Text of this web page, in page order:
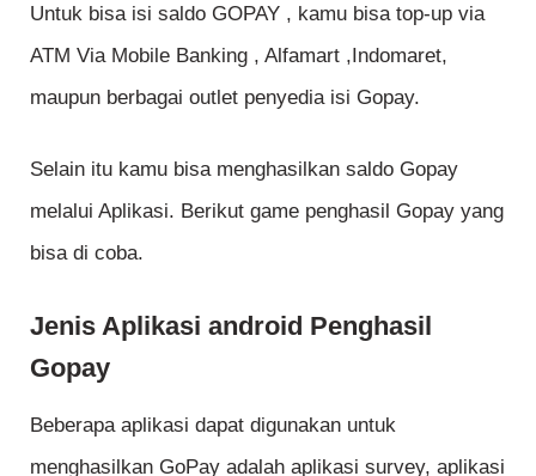
Untuk bisa isi saldo GOPAY , kamu bisa top-up via
ATM Via Mobile Banking , Alfamart ,Indomaret,
maupun berbagai outlet penyedia isi Gopay.
Selain itu kamu bisa menghasilkan saldo Gopay
melalui Aplikasi. Berikut game penghasil Gopay yang
bisa di coba.
Jenis Aplikasi android Penghasil
Gopay
Beberapa aplikasi dapat digunakan untuk
menghasilkan GoPay adalah aplikasi survey, aplikasi